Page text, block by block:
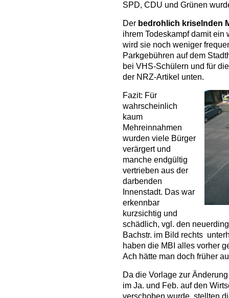
SPD, CDU und Grünen
Der bedrohlich kriselnden
ihrem Todeskampf damit ein
wird sie noch weniger
Parkgebühren auf dem
bei VHS-Schülern und für
der NRZ-Artikel unten.
Fazit: Für
wahrscheinlich
kaum
Mehreinnahmen
wurden viele Bürger
verärgert und
manche endgültig
vertrieben aus der
darbenden
Innenstadt. Das war
erkennbar
kurzsichtig und
schädlich, vgl. den
Bachstr. im Bild rechts
haben die MBI alles vorher
Ach hätte man doch früher
Da die Vorlage zur
im Ja. und Feb. auf den
verschoben wurde, stellten